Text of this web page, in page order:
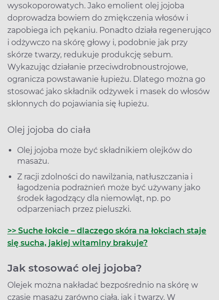
wysokoporowatych. Jako emolient olej jojoba
doprowadza bowiem do zmiękczenia włosów i
zapobiega ich pękaniu. Ponadto działa regenerująco
i odżywczo na skórę głowy i, podobnie jak przy
skórze twarzy, redukuje produkcję sebum.
Wykazując działanie przeciwdrobnoustrojowe,
ogranicza powstawanie łupieżu. Dlatego można go
stosować jako składnik odżywek i masek do włosów
skłonnych do pojawiania się łupieżu.
Olej jojoba do ciała
Olej jojoba może być składnikiem olejków do
masażu.
Z racji zdolności do nawilżania, natłuszczania i
łagodzenia podrażnień może być używany jako
środek łagodzący dla niemowląt, np. po
odparzeniach przez pieluszki.
>> Suche łokcie – dlaczego skóra na łokciach staje
się sucha, jakiej witaminy brakuje?
Jak stosować olej jojoba?
Olejek można nakładać bezpośrednio na skórę w
czasie masażu zarówno ciała, jak i twarzy. W